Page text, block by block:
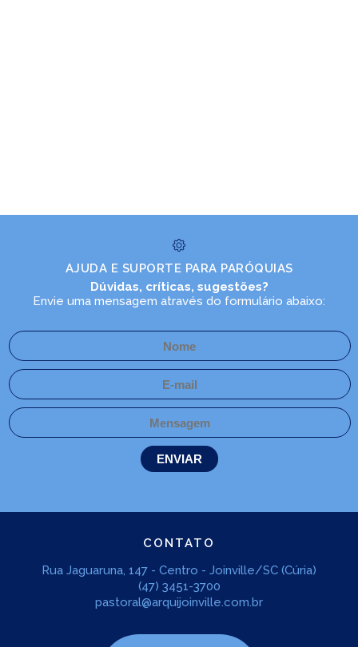
AJUDA E SUPORTE PARA PARÓQUIAS
Dúvidas, críticas, sugestões?
Envie uma mensagem através do formulário abaixo:
CONTATO
Rua Jaguaruna, 147 - Centro - Joinville/SC (Cúria)
(47) 3451-3700
pastoral@arquijoinville.com.br